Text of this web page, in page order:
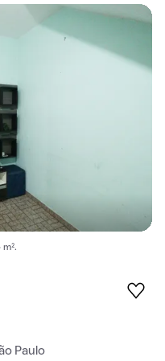
Paulo